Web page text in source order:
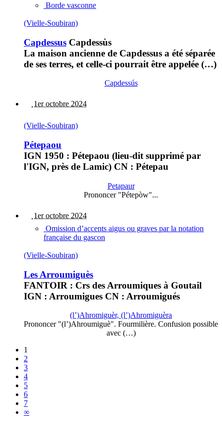
Borde vasconne
(Vielle-Soubiran)
Capdessus Capdessùs
La maison ancienne de Capdessus a été séparée
de ses terres, et celle-ci pourrait être appelée (…)
Capdessús
1er octobre 2024
(Vielle-Soubiran)
Pétepaou
IGN 1950 : Pétepaou (lieu-dit supprimé par
l'IGN, près de Lamic) CN : Pétepau
Petapaur
Prononcer "Pétepòw"...
1er octobre 2024
Omission d’accents aigus ou graves par la notation
française du gascon
(Vielle-Soubiran)
Les Arroumiguès
FANTOIR : Crs des Arroumiques à Goutail
IGN : Arroumigues CN : Arroumigués
(l’)Ahromiguèr, (l’)Ahromiguèra
Prononcer "(l’)Ahroumiguè". Fourmilière. Confusion possible
avec (…)
1
2
3
4
5
6
7
∞